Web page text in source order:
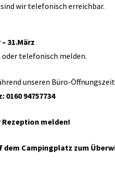
wir telefonisch erreichbar.
31.März
telefonisch melden.
unseren Büro-
0160 94757734
melden!
Campingplatz zum